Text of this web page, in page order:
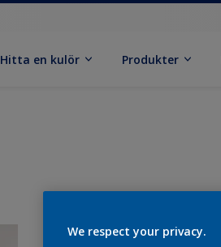
Hitta en kulör Produkter
We respect your privacy.